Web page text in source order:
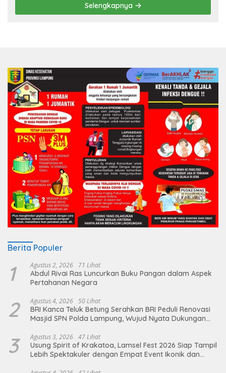
Selengkapnya
Berita Populer
1 Agustus 2, 2026 71 Lihat
Abdul Rivai Ras Luncurkan Buku Pangan dalam Aspek
Pertahanan Negara
2 Agustus 4, 2026 50 Lihat
BRI Kanca Teluk Betung Serahkan BRI Peduli Renovasi
Masjid SPN Polda Lampung, Wujud Nyata Dukungan
3 Agustus 3, 2026 47 Lihat
Usung Spirit of Krakatoa, Lamsel Fest 2026 Siap Tampil
Lebih Spektakuler dengan Empat Event Ikonik dan